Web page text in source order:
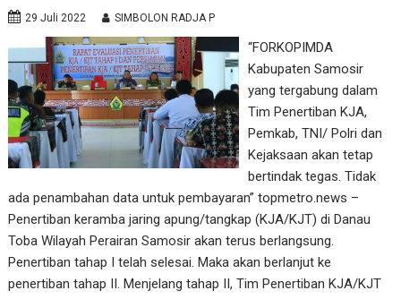
29 Juli 2022 SIMBOLON RADJA P
“FORKOPIMDA
Kabupaten Samosir
yang tergabung dalam
Tim Penertiban KJA,
Pemkab, TNI/ Polri dan
Kejaksaan akan tetap
bertindak tegas. Tidak
ada penambahan data untuk pembayaran” topmetro.news –
Penertiban keramba jaring apung/tangkap (KJA/KJT) di Danau
Toba Wilayah Perairan Samosir akan terus berlangsung.
Penertiban tahap I telah selesai. Maka akan berlanjut ke
penertiban tahap II. Menjelang tahap II, Tim Penertiban KJA/KJT